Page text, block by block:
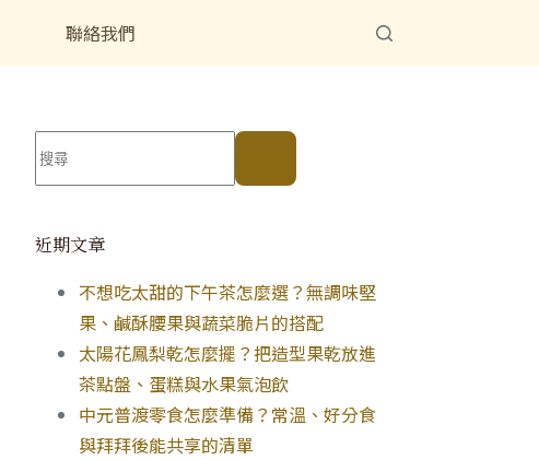
聯絡我們
近期文章
不想吃太甜的下午茶怎麼選？無調味堅
果、鹹酥腰果與蔬菜脆片的搭配
太陽花鳳梨乾怎麼擺？把造型果乾放進
茶點盤、蛋糕與水果氣泡飲
中元普渡零食怎麼準備？常溫、好分食
與拜拜後能共享的清單